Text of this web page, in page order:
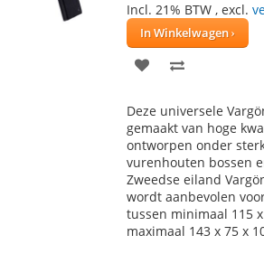
Incl. 21% BTW , excl.
In Winkelwagen
VOEG
AAN
VERLANGLIJST
TE
Deze universele
gemaakt van hoge
ontworpen onder
vurenhouten bossen
Zweedse eiland
wordt aanbevolen
tussen minimaal 115
maximaal 143 x 75 x